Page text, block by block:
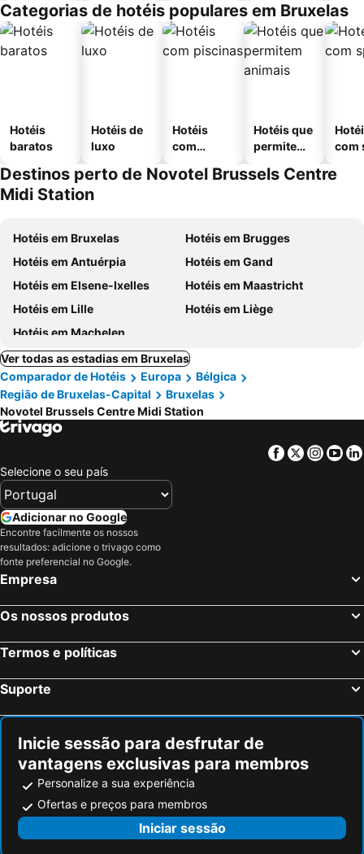
Categorias de hotéis populares em Bruxelas
Hotéis
baratos
Hotéis de
luxo
Hotéis
com
Hotéis que
permitem
com
Destinos perto de Novotel Brussels Centre
Midi Station
Hotéis em Bruxelas
Hotéis em Brugges
Hotéis em Antuérpia
Hotéis em Gand
Hotéis em Elsene-Ixelles
Hotéis em Maastricht
Hotéis em Lille
Hotéis em Liège
Hotéis em Machelen
Ver todas as estadias em Bruxelas
Comparador de Hotéis
Europa
Bélgica
Região de Bruxelas-Capital
Bruxelas
Novotel Brussels Centre Midi Station
Facebook
Twitter
Selecione o seu país
Adicionar no Google
Encontre facilmente os nossos
resultados: adicione o trivago como
fonte preferencial no Google.
Empresa
Os nossos produtos
Termos e políticas
Suporte
Inicie sessão para desfrutar de
vantagens exclusivas para membros
Personalize a sua experiência
Ofertas e preços para membros
Iniciar sessão